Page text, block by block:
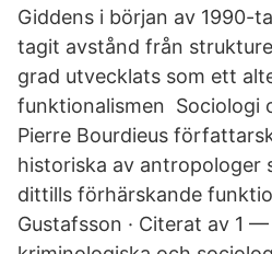
Giddens i början av 1990-
tagit avstånd från
grad utvecklats som ett
funktionalismen Sociologi
Pierre Bourdieus
historiska av antropologer
dittills förhärskande
Gustafsson · Citerat av 1